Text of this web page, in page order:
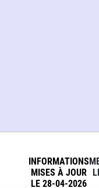
INFORMATIONS
MISES À JOUR
LE 28-04-2026